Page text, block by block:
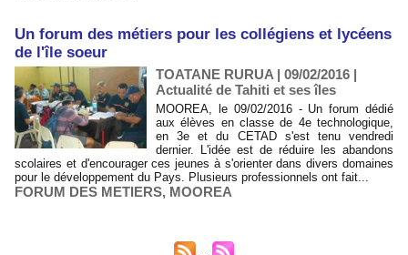
Un forum des métiers pour les collégiens et lycéens
de l'île soeur
TOATANE RURUA | 09/02/2016 |
Actualité de Tahiti et ses îles
MOOREA, le 09/02/2016 - Un forum dédié
aux élèves en classe de 4e technologique,
en 3e et du CETAD s'est tenu vendredi
dernier. L'idée est de réduire les abandons
scolaires et d'encourager ces jeunes à s'orienter dans divers domaines
pour le développement du Pays. Plusieurs professionnels ont fait...
FORUM DES METIERS, MOOREA